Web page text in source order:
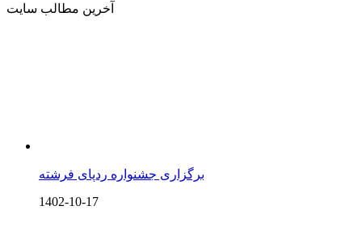
آخرین مطالب سایت
برگزاری جشنواره ردپای فرشته
1402-10-17